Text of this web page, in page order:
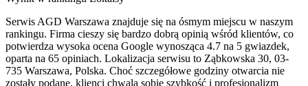
Serwis AGD Warszawa znajduje się na ósmym miejscu w naszym
rankingu. Firma cieszy się bardzo dobrą opinią wśród klientów, co
potwierdza wysoka ocena Google wynosząca 4.7 na 5 gwiazdek,
oparta na 65 opiniach. Lokalizacja serwisu to Ząbkowska 30, 03-
735 Warszawa, Polska. Choć szczegółowe godziny otwarcia nie
zostały podane, klienci chwalą sobie szybkość i profesjonalizm